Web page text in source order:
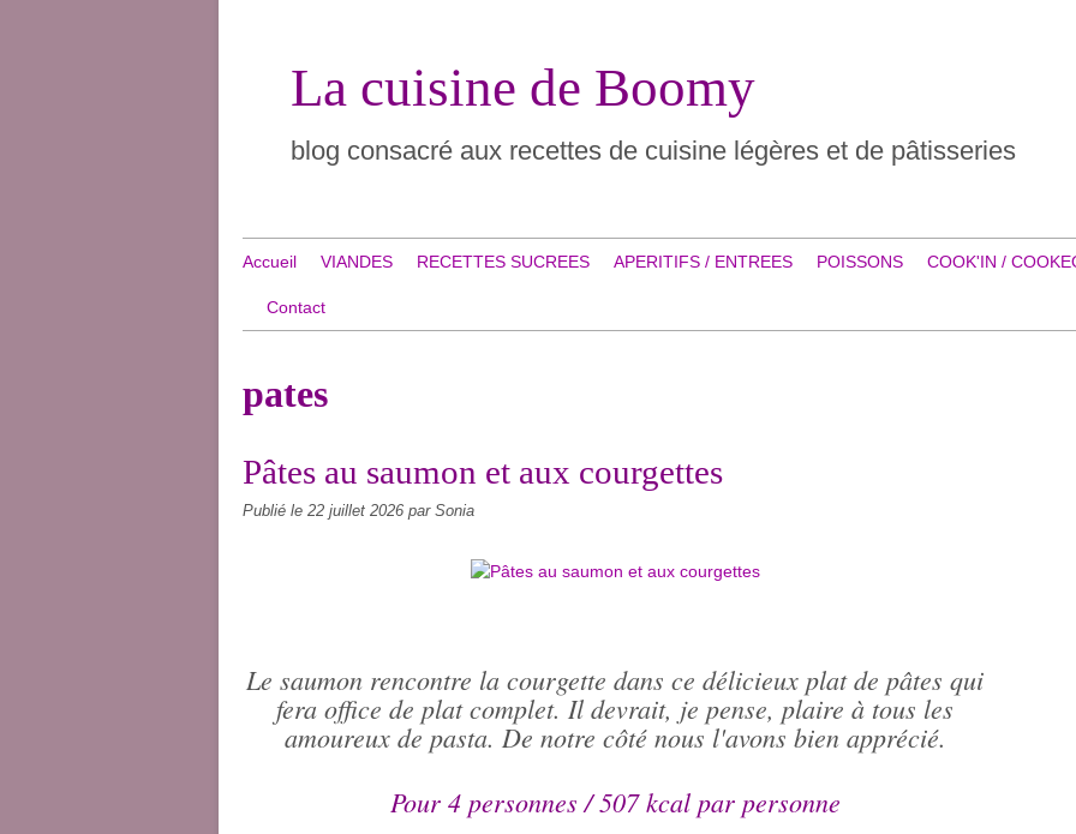
La cuisine de Boomy
blog consacré aux recettes de cuisine légères et de pâtisseries
Accueil VIANDES RECETTES SUCREES APERITIFS / ENTREES POISSONS COOK'IN /
Contact
pates
Pâtes au saumon et aux courgettes
Publié le 22 juillet 2026 par Sonia
Le saumon rencontre la courgette dans ce délicieux plat de pâtes qui
fera office de plat complet. Il devrait, je pense, plaire à tous les
amoureux de pasta. De notre côté nous l'avons bien apprécié.
Pour 4 personnes / 507 kcal par personne